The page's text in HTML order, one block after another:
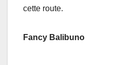
cette route.
Fancy Balibuno